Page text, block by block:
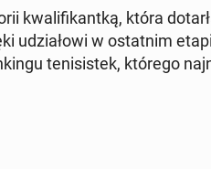
kwa­li­fi­kant­ką, która
udzia­ło­wi w ostat­nim
te­ni­si­stek, którego